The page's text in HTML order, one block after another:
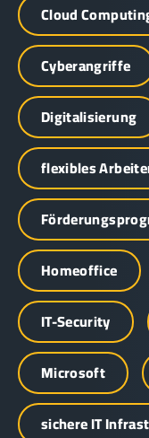
Cloud
Cyberangriffe
Digitalisierung
flexibles
Homeoffice
IT-Security
Microsoft
sichere IT